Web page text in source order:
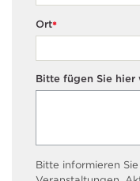
*
Ort
Bitte fügen Sie
Bitte informieren